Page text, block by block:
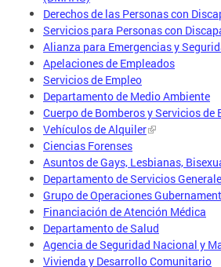
Derechos de las Personas con
Servicios para Personas con
Alianza para Emergencias y
Apelaciones de Empleados
Servicios de Empleo
Departamento de Medio Ambiente
Cuerpo de Bomberos y Servicios de
Vehículos de Alquiler
Ciencias Forenses
Asuntos de Gays, Lesbianas,
Departamento de Servicios
Grupo de Operaciones
Financiación de Atención Médica
Departamento de Salud
Agencia de Seguridad Nacional y
Vivienda y Desarrollo Comunitario